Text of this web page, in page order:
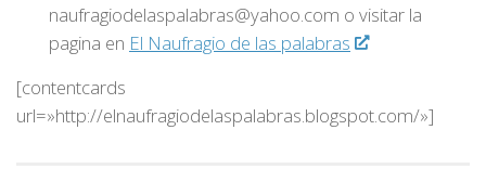
naufragiodelaspalabras@yahoo.com o visitar la
pagina en El Naufragio de las palabras
[contentcards
url=»http://elnaufragiodelaspalabras.blogspot.com/»]